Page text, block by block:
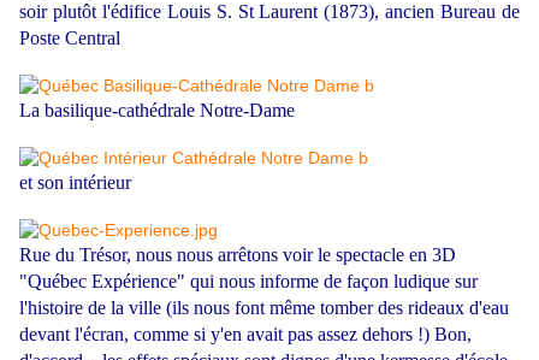
soir plutôt l'édifice Louis S. St Laurent (1873), ancien Bureau de
Poste Central
La basilique-cathédrale Notre-Dame
et son intérieur
Rue du Trésor, nous nous arrêtons voir le spectacle en 3D
"Québec Expérience" qui nous informe de façon ludique sur
l'histoire de la ville (ils nous font même tomber des rideaux d'eau
devant l'écran, comme si y'en avait pas assez dehors !) Bon,